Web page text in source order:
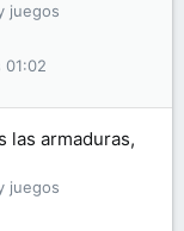
juegos
01:02
las armaduras,
juegos